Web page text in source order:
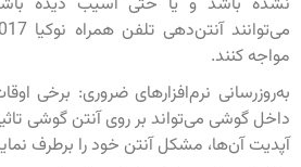
مواجه کنند.
به‌روزرسانی نرم‌افزار‌های ضروری: برخی
داخل گوشی می‌تواند بر روی آنتن گوشی
آپدیت آن‌ها، مشکل آنتن خود را برطرف